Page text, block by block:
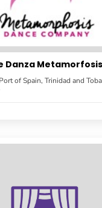
Danza Metamorfosis
of Spain, Trinidad and